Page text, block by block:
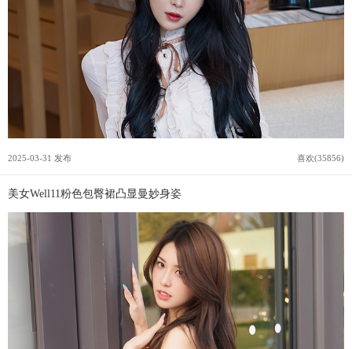
2025-03-31 发布 喜欢(35856)
美女Well11粉色包臀裙凸显曼妙身姿